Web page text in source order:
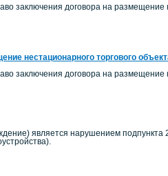
заключения договора на размещение
нестационарного торгового
заключения договора на размещение
является нарушением подпункта